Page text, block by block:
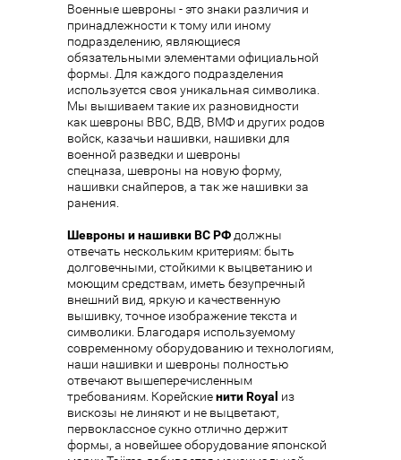
Военные шевроны - это знаки различия и
принадлежности к тому или иному
подразделению, являющиеся
обязательными элементами официальной
формы. Для каждого подразделения
используется своя уникальная символика.
Мы вышиваем такие их разновидности
как шевроны ВВС, ВДВ, ВМФ и других родов
войск, казачьи нашивки, нашивки для
военной разведки и шевроны
спецназа, шевроны на новую форму,
нашивки снайперов, а так же нашивки за
ранения.
Шевроны и нашивки ВС РФдолжны
отвечать нескольким критериям: быть
долговечными, стойкими к выцветанию и
моющим средствам, иметь безупречный
внешний вид, яркую и качественную
вышивку, точное изображение текста и
символики. Благодаря используемому
современному оборудованию и технологиям,
наши нашивки и шевроны полностью
отвечают вышеперечисленным
требованиям. КорейскиенитиRoyal из
вискозы не линяют и не выцветают,
первоклассное сукно отлично держит
формы, а новейшее оборудование японской